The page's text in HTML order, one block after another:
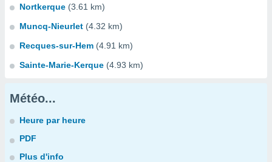
Nortkerque (3.61 km)
Muncq-Nieurlet (4.32 km)
Recques-sur-Hem (4.91 km)
Sainte-Marie-Kerque (4.93 km)
Météo...
Heure par heure
PDF
Plus d'info